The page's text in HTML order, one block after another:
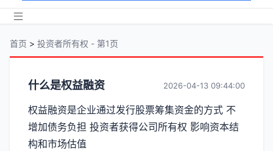
首页 > 投资者所有权 - 第1页
分
类
【投
什么是权益融资 2026-04-13 09:44:00
权益融资是企业通过发行股票筹集资金的方式 不
增加债务负担 投资者获得公司所有权 影响资本结
构和市场估值